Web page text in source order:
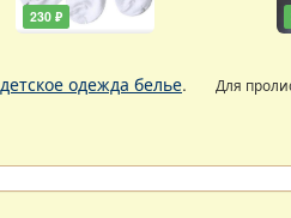
230 ₽
одежда белье. Для